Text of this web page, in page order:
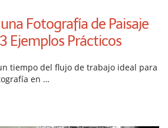
Fotografía de Paisaje
Ejemplos Prácticos
tiempo del flujo de trabajo ideal para
en …